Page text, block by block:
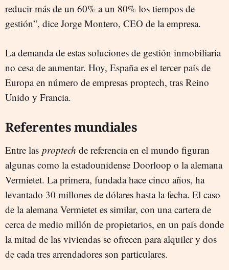
reducir más de un 60% a un 80% los tiempos de
gestión”, dice Jorge Montero, CEO de la empresa.
La demanda de estas soluciones de gestión inmobiliaria
no cesa de aumentar. Hoy, España es el tercer país de
Europa en número de empresas proptech, tras Reino
Unido y Francia.
Referentes mundiales
Entre las proptech de referencia en el mundo figuran
algunas como la estadounidense Doorloop o la alemana
Vermietet. La primera, fundada hace cinco años, ha
levantado 30 millones de dólares hasta la fecha. El caso
de la alemana Vermietet es similar, con una cartera de
cerca de medio millón de propietarios, en un país donde
la mitad de las viviendas se ofrecen para alquiler y dos
de cada tres arrendadores son particulares.